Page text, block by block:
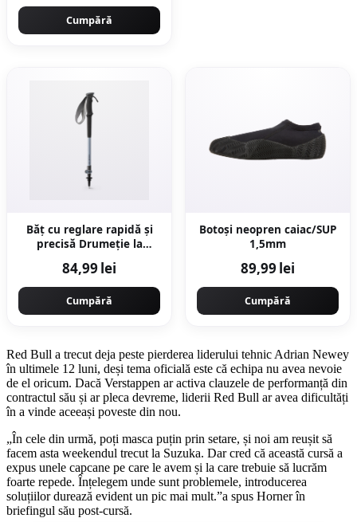
Cumpără
Băț cu reglare rapidă și
precisă Drumeție la
84,99 lei
Cumpără
Botoși neopren caiac/SUP
1,5mm
89,99 lei
Cumpără
Red Bull a trecut deja peste pierderea liderului tehnic Adrian Newey
în ultimele 12 luni, deși tema oficială este că echipa nu avea nevoie
de el oricum. Dacă Verstappen ar activa clauzele de performanță din
contractul său și ar pleca devreme, liderii Red Bull ar avea dificultăți
în a vinde aceeași poveste din nou.
„În cele din urmă, poți masca puțin prin setare, și noi am reușit să
facem asta weekendul trecut la Suzuka. Dar cred că această cursă a
expus unele capcane pe care le avem și la care trebuie să lucrăm
foarte repede. Înțelegem unde sunt problemele, introducerea
soluțiilor durează evident un pic mai mult.”a spus Horner în
briefingul său post-cursă.